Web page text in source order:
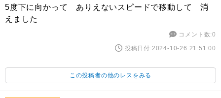
5度下に向かって ありえないスピードで移動して 消
えました
コメント数:0
投稿日付:2024-10-26 21:51:00
この投稿者の他のレスをみる